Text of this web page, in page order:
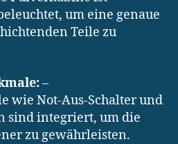
um eine genaue
Teile zu
–
wie Not-Aus-Schalter und
sind integriert, um die
zu gewährleisten.